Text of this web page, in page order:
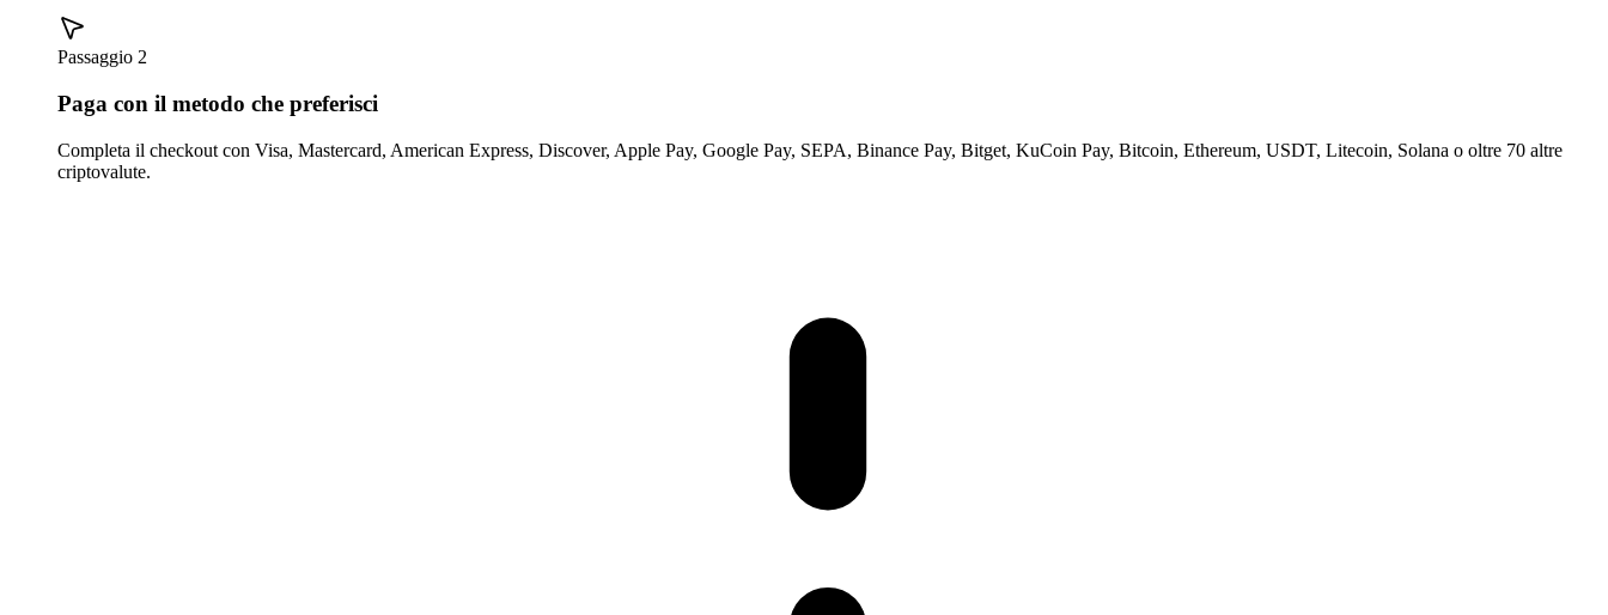
Passaggio 2
Paga con il metodo che preferisci
Completa il checkout con Visa, Mastercard, American Express, Discover, Apple Pay, Google Pay, SEPA, Binance Pay, Bitget, KuCoin Pay, Bitcoin, Ethereum, USDT, Litecoin, Solana o oltre 70 altre
criptovalute.